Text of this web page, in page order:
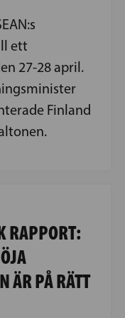
ett
27-28 april.
Finland
RAPPORT:
ÄR PÅ RÄTT